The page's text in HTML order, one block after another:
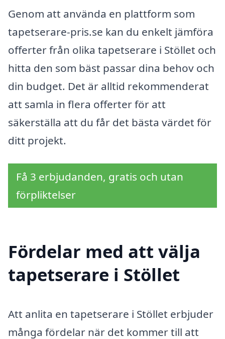
Genom att använda en plattform som
tapetserare-pris.se kan du enkelt jämföra
offerter från olika tapetserare i Stöllet och
hitta den som bäst passar dina behov och
din budget. Det är alltid rekommenderat
att samla in flera offerter för att
säkerställa att du får det bästa värdet för
ditt projekt.
Få 3 erbjudanden, gratis och utan
förpliktelser
Fördelar med att välja
tapetserare i Stöllet
Att anlita en tapetserare i Stöllet erbjuder
många fördelar när det kommer till att